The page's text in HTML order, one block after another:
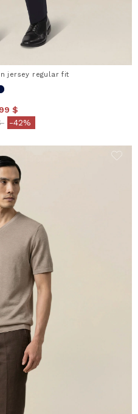
jersey regular fit
$
from
to-42%